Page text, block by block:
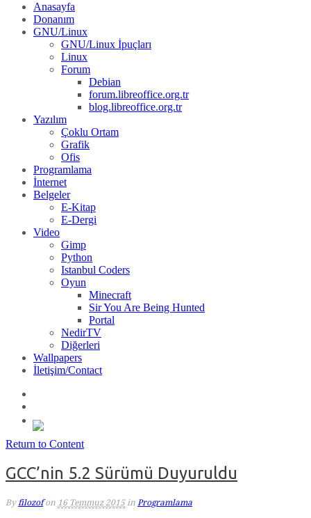
Anasayfa
Donanım
GNU/Linux
GNU/Linux İpuçları
Linux
Forum
Debian
forum.libreoffice.org.tr
blog.libreoffice.org.tr
Yazılım
Çoklu Ortam
Grafik
Ofis
Programlama
İnternet
Belgeler
E-Kitap
E-Dergi
Video
Gimp
Python
Istanbul Coders
Oyun
Minecraft
Sir You Are Being Hunted
Portal
NedirTV
Diğerleri
Wallpapers
İletişim/Contact
Return to Content
GCC’nin 5.2 Sürümü Duyuruldu
By filozof on 16 Temmuz 2015 in Programlama